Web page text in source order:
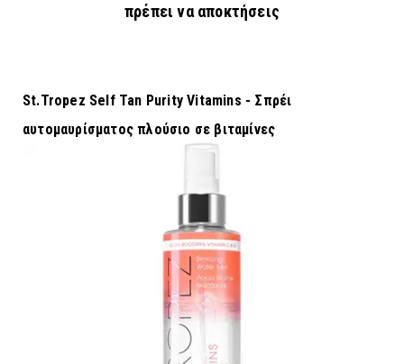
πρέπει να αποκτήσεις
St.Tropez Self Tan Purity Vitamins - Σπρέι
αυτομαυρίσματος πλούσιο σε βιταμίνες